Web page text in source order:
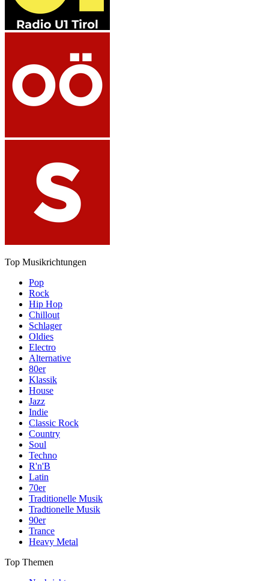
Top Musikrichtungen
Pop
Rock
Hip Hop
Chillout
Schlager
Oldies
Electro
Alternative
80er
Klassik
House
Jazz
Indie
Classic Rock
Country
Soul
Techno
R'n'B
Latin
70er
Traditionelle Musik
Tradtionelle Musik
90er
Trance
Heavy Metal
Top Themen